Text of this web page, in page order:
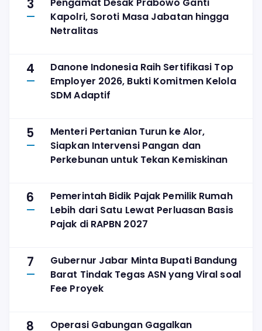
3
Kapolri, Soroti Masa Jabatan hingga
Netralitas
4
Danone Indonesia Raih Sertifikasi Top
Employer 2026, Bukti Komitmen Kelola
SDM Adaptif
5
Menteri Pertanian Turun ke Alor,
Siapkan Intervensi Pangan dan
Perkebunan untuk Tekan Kemiskinan
6
Pemerintah Bidik Pajak Pemilik Rumah
Lebih dari Satu Lewat Perluasan Basis
Pajak di RAPBN 2027
7
Gubernur Jabar Minta Bupati Bandung
Barat Tindak Tegas ASN yang Viral soal
Fee Proyek
8
Operasi Gabungan Gagalkan